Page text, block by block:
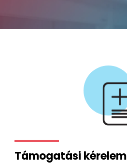
Támogatási kérelem